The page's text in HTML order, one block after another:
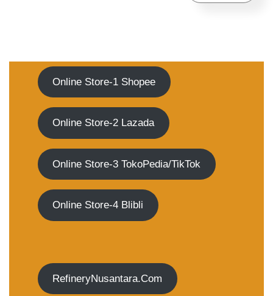
Online Store-1 Shopee
Online Store-2 Lazada
Online Store-3 TokoPedia/TikTok
Online Store-4 Blibli
RefineryNusantara.Com